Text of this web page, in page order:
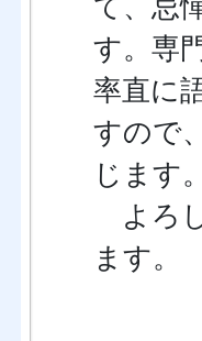
て、忌
す。専
率直に
すので
じます
よろ
ます